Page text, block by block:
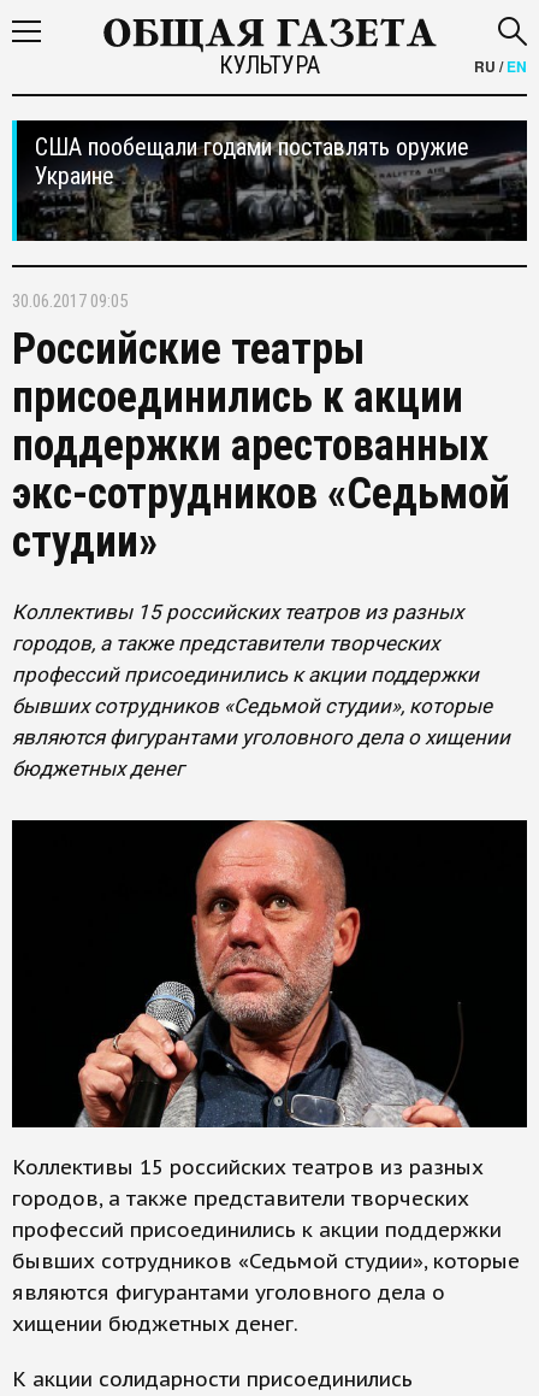
КУЛЬТУРА RU /EN
США пообещали годами поставлять оружие
Украине
30.06.2017 09:05
Российские театры
присоединились к акции
поддержки арестованных
экс-сотрудников «Седьмой
студии»
Коллективы 15 российских театров из разных
городов, а также представители творческих
профессий присоединились к акции поддержки
бывших сотрудников «Седьмой студии», которые
являются фигурантами уголовного дела о хищении
бюджетных денег
Коллективы 15 российских театров из разных
городов, а также представители творческих
профессий присоединились к акции поддержки
бывших сотрудников «Седьмой студии», которые
являются фигурантами уголовного дела о
хищении бюджетных денег.
К акции солидарности присоединились